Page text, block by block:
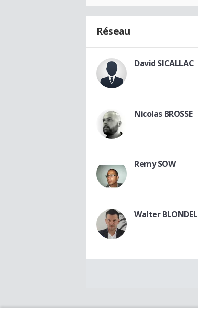
Réseau
David SICALLAC
Nicolas BROSSE
Remy SOW
Walter BLONDEL